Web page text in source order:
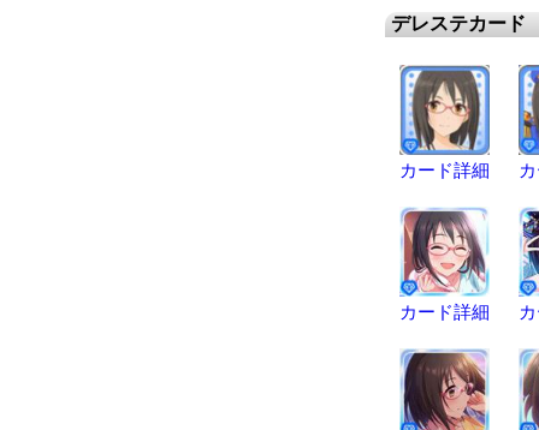
デレステカード
カード詳細
カード詳細